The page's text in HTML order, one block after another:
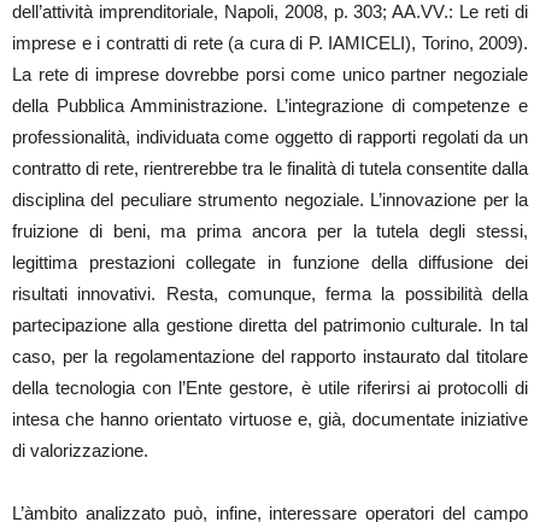
dell’attività imprenditoriale, Napoli, 2008, p. 303; AA.VV.: Le reti di
imprese e i contratti di rete (a cura di P. IAMICELI), Torino, 2009).
La rete di imprese dovrebbe porsi come unico partner negoziale
della Pubblica Amministrazione. L’integrazione di competenze e
professionalità, individuata come oggetto di rapporti regolati da un
contratto di rete, rientrerebbe tra le finalità di tutela consentite dalla
disciplina del peculiare strumento negoziale. L’innovazione per la
fruizione di beni, ma prima ancora per la tutela degli stessi,
legittima prestazioni collegate in funzione della diffusione dei
risultati innovativi. Resta, comunque, ferma la possibilità della
partecipazione alla gestione diretta del patrimonio culturale. In tal
caso, per la regolamentazione del rapporto instaurato dal titolare
della tecnologia con l’Ente gestore, è utile riferirsi ai protocolli di
intesa che hanno orientato virtuose e, già, documentate iniziative
di valorizzazione.
L’àmbito analizzato può, infine, interessare operatori del campo